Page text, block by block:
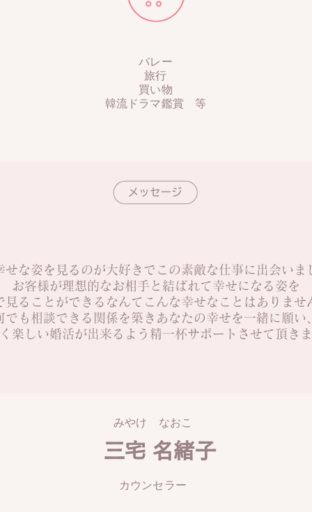
バレー
旅行
買い物
​韓流ドラマ鑑賞 等
せな姿を見るのが大好きでこの素敵な仕事に出会いま
お客様が理想的なお相手と結ばれて幸せになる姿を
見ることができるなんてこんな幸せなことはありませ
でも相談できる関係を築きあなたの幸せを一緒に願い、
楽しい婚活が出来るよう精一杯サポートさせて頂きま
みやけ なおこ
三宅 名緒子
カウンセラー